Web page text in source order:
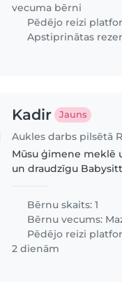
vecuma bērni
Pēdējo reizi
Apstiprinātas
Kadir Jauns
Mūsu ģimene meklē
un draudzīgu
iepazīšanās ar
Priekšroka balsij, kas
angliski,..
Bērnu skaits: 1
Bērnu vecums:
Pēdējo reizi
2 dienām